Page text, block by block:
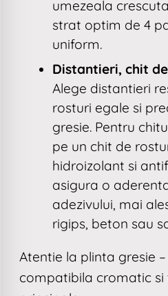
umezeala
strat optim de 4
uniform.
Distantieri, chit
Alege distantieri
rosturi egale si
gresie. Pentru
pe un chit de
hidroizolant si
asigura o
adezivului, mai
rigips, beton sau
Atentie la plinta gresie
compatibila cromatic si